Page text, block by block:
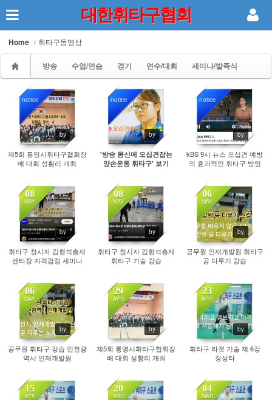
대한휘타구협회
Home 휘타구동영상
방송 수업/연습 경기 연수/대회 세미나/발족식
notice
by
5010
제5회 통영시휘타구협회장
배 대회 성황리 개최
notice
by
10128
'방송 몸신에 오십견잡는
양손운동 휘타구' 보기
notice
by
11038
kBS 9시 뉴스 오십견 예방
의 효과적인 휘타구 방영
08
MAY
by
965
휘타구 창시자 김형석총재
센타장 자격검정 세미나
08
MAY
by
915
휘타구 창시자 김형석총재
휘타구 기술 강습
06
MAY
by
1133
공무원 인재개발원 휘타구
공 다루기 강습
06
MAY
by
1080
공무원 휘타구 강습 인천광
역시 인재개발원
29
APR
by
1055
제5회 통영시휘타구협회장
배 대회 성황리 개최
23
APR
by
1170
휘타구 라켓 기술 제 6강
정상타
15
APR
20
MAR
04
MAR
Sketchbook5, 스케치북5
Sketchbook5, 스케치북5